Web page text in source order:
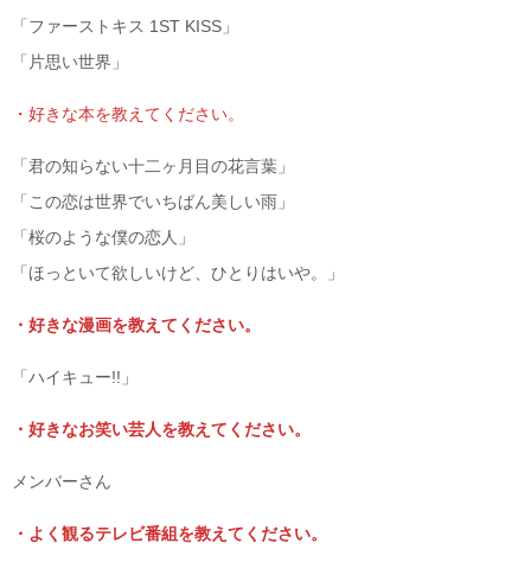
「ファーストキス 1ST KISS」
「片思い世界」
・好きな本を教えてください。
「君の知らない十二ヶ月目の花言葉」
「この恋は世界でいちばん美しい雨」
「桜のような僕の恋人」
「ほっといて欲しいけど、ひとりはいや。」
・好きな漫画を教えてください。
「ハイキュー!!」
・好きなお笑い芸人を教えてください。
メンバーさん
・よく観るテレビ番組を教えてください。